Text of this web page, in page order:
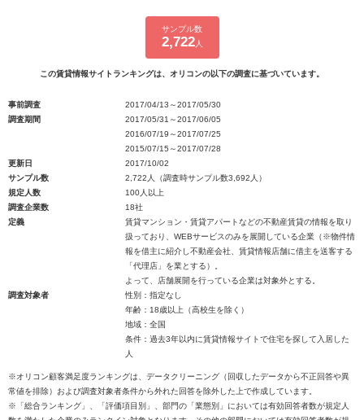
サンプル数
2,722人
この賃貸情報サイトランキングは、オリコンの以下の調査に基づいています。
事前調査
2017/04/13～2017/05/30
調査期間
2017/05/31～2017/06/05
2016/07/19～2017/07/25
2015/07/15～2017/07/28
更新日
2017/10/02
サンプル数
2,722人（調査時サンプル数3,692人）
規定人数
100人以上
調査企業数
18社
定義
賃貸マンション・賃貸アパートなどの不動産賃貸の情報を取り
扱っており、WEBサービスのみを展開している企業（※物件情
報を借主に紹介し不動産会社、賃貸情報店舗に借主を送客する
「代理店」を業とする）。
よって、店舗展開を行っている企業は対象外とする。
調査対象者
性別：指定なし
年齢：18歳以上（高校生を除く）
地域：全国
条件：過去3年以内に賃貸情報サイトで住宅を探して入居した
人
※オリコン顧客満足度ランキングは、データクリーニング（回収したデータから不正回答や異
常値を排除）および調査対象者条件から外れた回答を除外した上で作成しています。
※「総合ランキング」、「評価項目別」、部門の「業態別」においては有効回答者数が規定人